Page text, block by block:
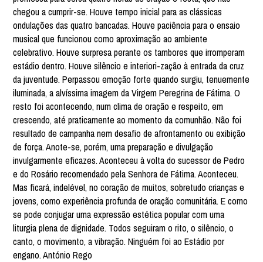
chegou a cumprir-se. Houve tempo inicial para as clássicas
ondulações das quatro bancadas. Houve paciência para o ensaio
musical que funcionou como aproximação ao ambiente
celebrativo. Houve surpresa perante os tambores que irromperam
estádio dentro. Houve silêncio e interiori-zação à entrada da cruz
da juventude. Perpassou emoção forte quando surgiu, tenuemente
iluminada, a alvíssima imagem da Virgem Peregrina de Fátima. O
resto foi acontecendo, num clima de oração e respeito, em
crescendo, até praticamente ao momento da comunhão. Não foi
resultado de campanha nem desafio de afrontamento ou exibição
de força. Anote-se, porém, uma preparação e divulgação
invulgarmente eficazes. Aconteceu à volta do sucessor de Pedro
e do Rosário recomendado pela Senhora de Fátima. Aconteceu.
Mas ficará, indelével, no coração de muitos, sobretudo crianças e
jovens, como experiência profunda de oração comunitária. E como
se pode conjugar uma expressão estética popular com uma
liturgia plena de dignidade. Todos seguiram o rito, o silêncio, o
canto, o movimento, a vibração. Ninguém foi ao Estádio por
engano. António Rego